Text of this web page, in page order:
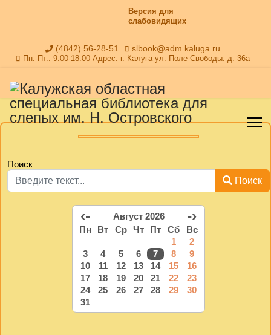
Версия для
слабовидящих
(4842) 56-28-51 slbook@adm.kaluga.ru
Пн.-Пт.: 9.00-18.00 Адрес: г. Калуга ул. Поле Свободы. д. 36а
Поиск
Поиск
‹- Август 2026 -›
Пн Вт Ср Чт Пт Сб
Вс
1
2
3
4 5 6 7 8
9
10
11 12 13 14 15
16
17
18 19 20 21 22
23
24
25 26 27 28 29
30
31